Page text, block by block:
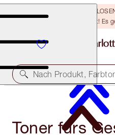
Sichere dir einen
ausgibst! Es
Nach Produkt,
Toner fürs